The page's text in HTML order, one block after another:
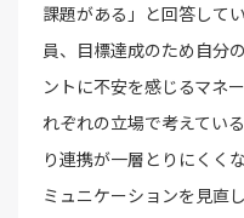
課題がある」と回答して
員、目標達成のため自分
ントに不安を感じるマネ
れぞれの立場で考えてい
り連携が一層とりにくく
ミュニケーションを見直